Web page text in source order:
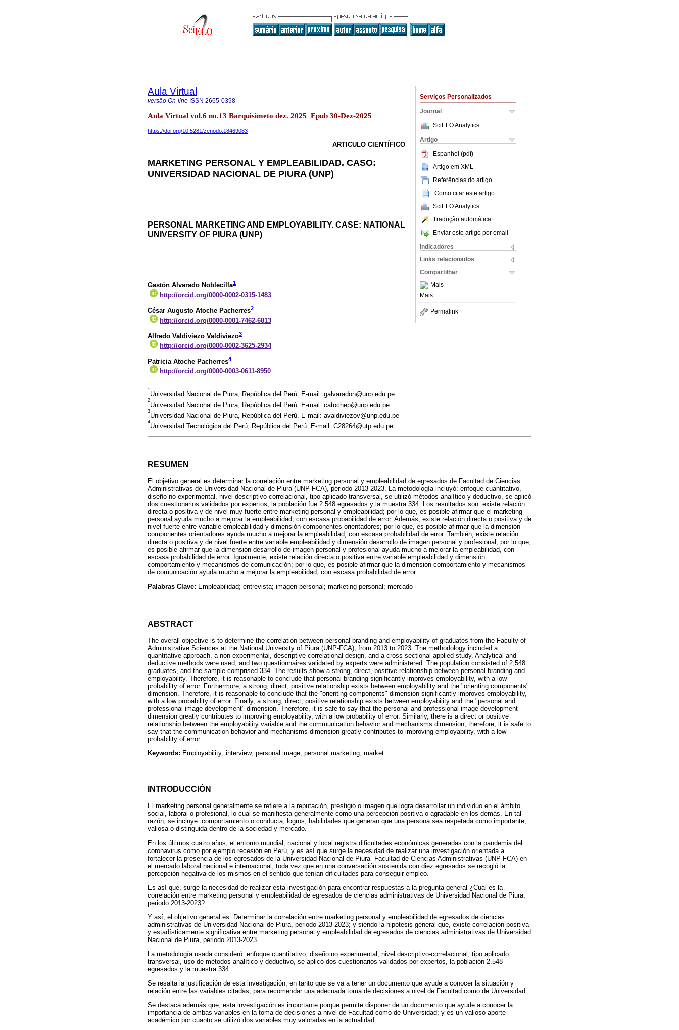
Serviços Personalizados
Journal
SciELO Analytics
Artigo
Espanhol (pdf)
Artigo em XML
Referências do artigo
Como citar este artigo
SciELO Analytics
Tradução automática
Enviar este artigo por email
Indicadores
Links relacionados
Compartilhar
Mais
Mais
Permalink
Aula Virtual
versão On-line ISSN 2665-0398
Aula Virtual vol.6 no.13 Barquisimeto dez. 2025 Epub 30-Dez-2025
https://doi.org/10.5281/zenodo.18469083
ARTICULO CIENTÍFICO
MARKETING PERSONAL Y EMPLEABILIDAD. CASO:
UNIVERSIDAD NACIONAL DE PIURA (UNP)
PERSONAL MARKETING AND EMPLOYABILITY. CASE: NATIONAL
UNIVERSITY OF PIURA (UNP)
Gastón Alvarado Noblecilla1
http://orcid.org/0000-0002-0315-1483
César Augusto Atoche Pacherres2
http://orcid.org/0000-0001-7462-6813
Alfredo Valdiviezo Valdiviezo3
http://orcid.org/0000-0002-3625-2934
Patricia Atoche Pacherres4
http://orcid.org/0000-0003-0611-8950
1
Universidad Nacional de Piura, República del Perú. E-mail: galvaradon@unp.edu.pe
2
Universidad Nacional de Piura, República del Perú. E-mail: catochep@unp.edu.pe
3
Universidad Nacional de Piura, República del Perú. E-mail: avaldiviezov@unp.edu.pe
4
Universidad Tecnológica del Perú, República del Perú. E-mail: C28264@utp.edu.pe
RESUMEN
El objetivo general es determinar la correlación entre marketing personal y empleabilidad de egresados de Facultad de Ciencias
Administrativas de Universidad Nacional de Piura (UNP-FCA), periodo 2013-2023. La metodología incluyó: enfoque cuantitativo,
diseño no experimental, nivel descriptivo-correlacional, tipo aplicado transversal, se utilizó métodos analítico y deductivo, se aplicó
dos cuestionarios validados por expertos, la población fue 2.548 egresados y la muestra 334. Los resultados son: existe relación
directa o positiva y de nivel muy fuerte entre marketing personal y empleabilidad; por lo que, es posible afirmar que el marketing
personal ayuda mucho a mejorar la empleabilidad, con escasa probabilidad de error. Además, existe relación directa o positiva y de
nivel fuerte entre variable empleabilidad y dimensión componentes orientadores; por lo que, es posible afirmar que la dimensión
componentes orientadores ayuda mucho a mejorar la empleabilidad, con escasa probabilidad de error. También, existe relación
directa o positiva y de nivel fuerte entre variable empleabilidad y dimensión desarrollo de imagen personal y profesional; por lo que,
es posible afirmar que la dimensión desarrollo de imagen personal y profesional ayuda mucho a mejorar la empleabilidad, con
escasa probabilidad de error. Igualmente, existe relación directa o positiva entre variable empleabilidad y dimensión
comportamiento y mecanismos de comunicación; por lo que, es posible afirmar que la dimensión comportamiento y mecanismos
de comunicación ayuda mucho a mejorar la empleabilidad, con escasa probabilidad de error.
Palabras Clave: Empleabilidad; entrevista; imagen personal; marketing personal; mercado
ABSTRACT
The overall objective is to determine the correlation between personal branding and employability of graduates from the Faculty of
Administrative Sciences at the National University of Piura (UNP-FCA), from 2013 to 2023. The methodology included a
quantitative approach, a non-experimental, descriptive-correlational design, and a cross-sectional applied study. Analytical and
deductive methods were used, and two questionnaires validated by experts were administered. The population consisted of 2,548
graduates, and the sample comprised 334. The results show a strong, direct, positive relationship between personal branding and
employability. Therefore, it is reasonable to conclude that personal branding significantly improves employability, with a low
probability of error. Furthermore, a strong, direct, positive relationship exists between employability and the "orienting components"
dimension. Therefore, it is reasonable to conclude that the "orienting components" dimension significantly improves employability,
with a low probability of error. Finally, a strong, direct, positive relationship exists between employability and the "personal and
professional image development" dimension. Therefore, it is safe to say that the personal and professional image development
dimension greatly contributes to improving employability, with a low probability of error. Similarly, there is a direct or positive
relationship between the employability variable and the communication behavior and mechanisms dimension; therefore, it is safe to
say that the communication behavior and mechanisms dimension greatly contributes to improving employability, with a low
probability of error.
Keywords: Employability; interview; personal image; personal marketing; market
INTRODUCCIÓN
El marketing personal generalmente se refiere a la reputación, prestigio o imagen que logra desarrollar un individuo en el ámbito
social, laboral o profesional, lo cual se manifiesta generalmente como una percepción positiva o agradable en los demás. En tal
razón, se incluye: comportamiento o conducta, logros, habilidades que generan que una persona sea respetada como importante,
valiosa o distinguida dentro de la sociedad y mercado.
En los últimos cuatro años, el entorno mundial, nacional y local registra dificultades económicas generadas con la pandemia del
coronavirus como por ejemplo recesión en Perú, y es así que surge la necesidad de realizar una investigación orientada a
fortalecer la presencia de los egresados de la Universidad Nacional de Piura- Facultad de Ciencias Administrativas (UNP-FCA) en
el mercado laboral nacional e internacional, toda vez que en una conversación sostenida con diez egresados se recogió la
percepción negativa de los mismos en el sentido que tenían dificultades para conseguir empleo.
Es así que, surge la necesidad de realizar esta investigación para encontrar respuestas a la pregunta general ¿Cuál es la
correlación entre marketing personal y empleabilidad de egresados de ciencias administrativas de Universidad Nacional de Piura,
periodo 2013-2023?
Y así, el objetivo general es: Determinar la correlación entre marketing personal y empleabilidad de egresados de ciencias
administrativas de Universidad Nacional de Piura, periodo 2013-2023; y siendo la hipótesis general que, existe correlación positiva
y estadísticamente significativa entre marketing personal y empleabilidad de egresados de ciencias administrativas de Universidad
Nacional de Piura, periodo 2013-2023.
La metodología usada consideró: enfoque cuantitativo, diseño no experimental, nivel descriptivo-correlacional, tipo aplicado
transversal, uso de métodos analítico y deductivo, se aplicó dos cuestionarios validados por expertos, la población 2.548
egresados y la muestra 334.
Se resalta la justificación de esta investigación, en tanto que se va a tener un documento que ayude a conocer la situación y
relación entre las variables citadas, para recomendar una adecuada toma de decisiones a nivel de Facultad como de Universidad.
Se destaca además que, esta investigación es importante porque permite disponer de un documento que ayude a conocer la
importancia de ambas variables en la toma de decisiones a nivel de Facultad como de Universidad; y es un valioso aporte
académico por cuanto se utilizó dos variables muy valoradas en la actualidad.